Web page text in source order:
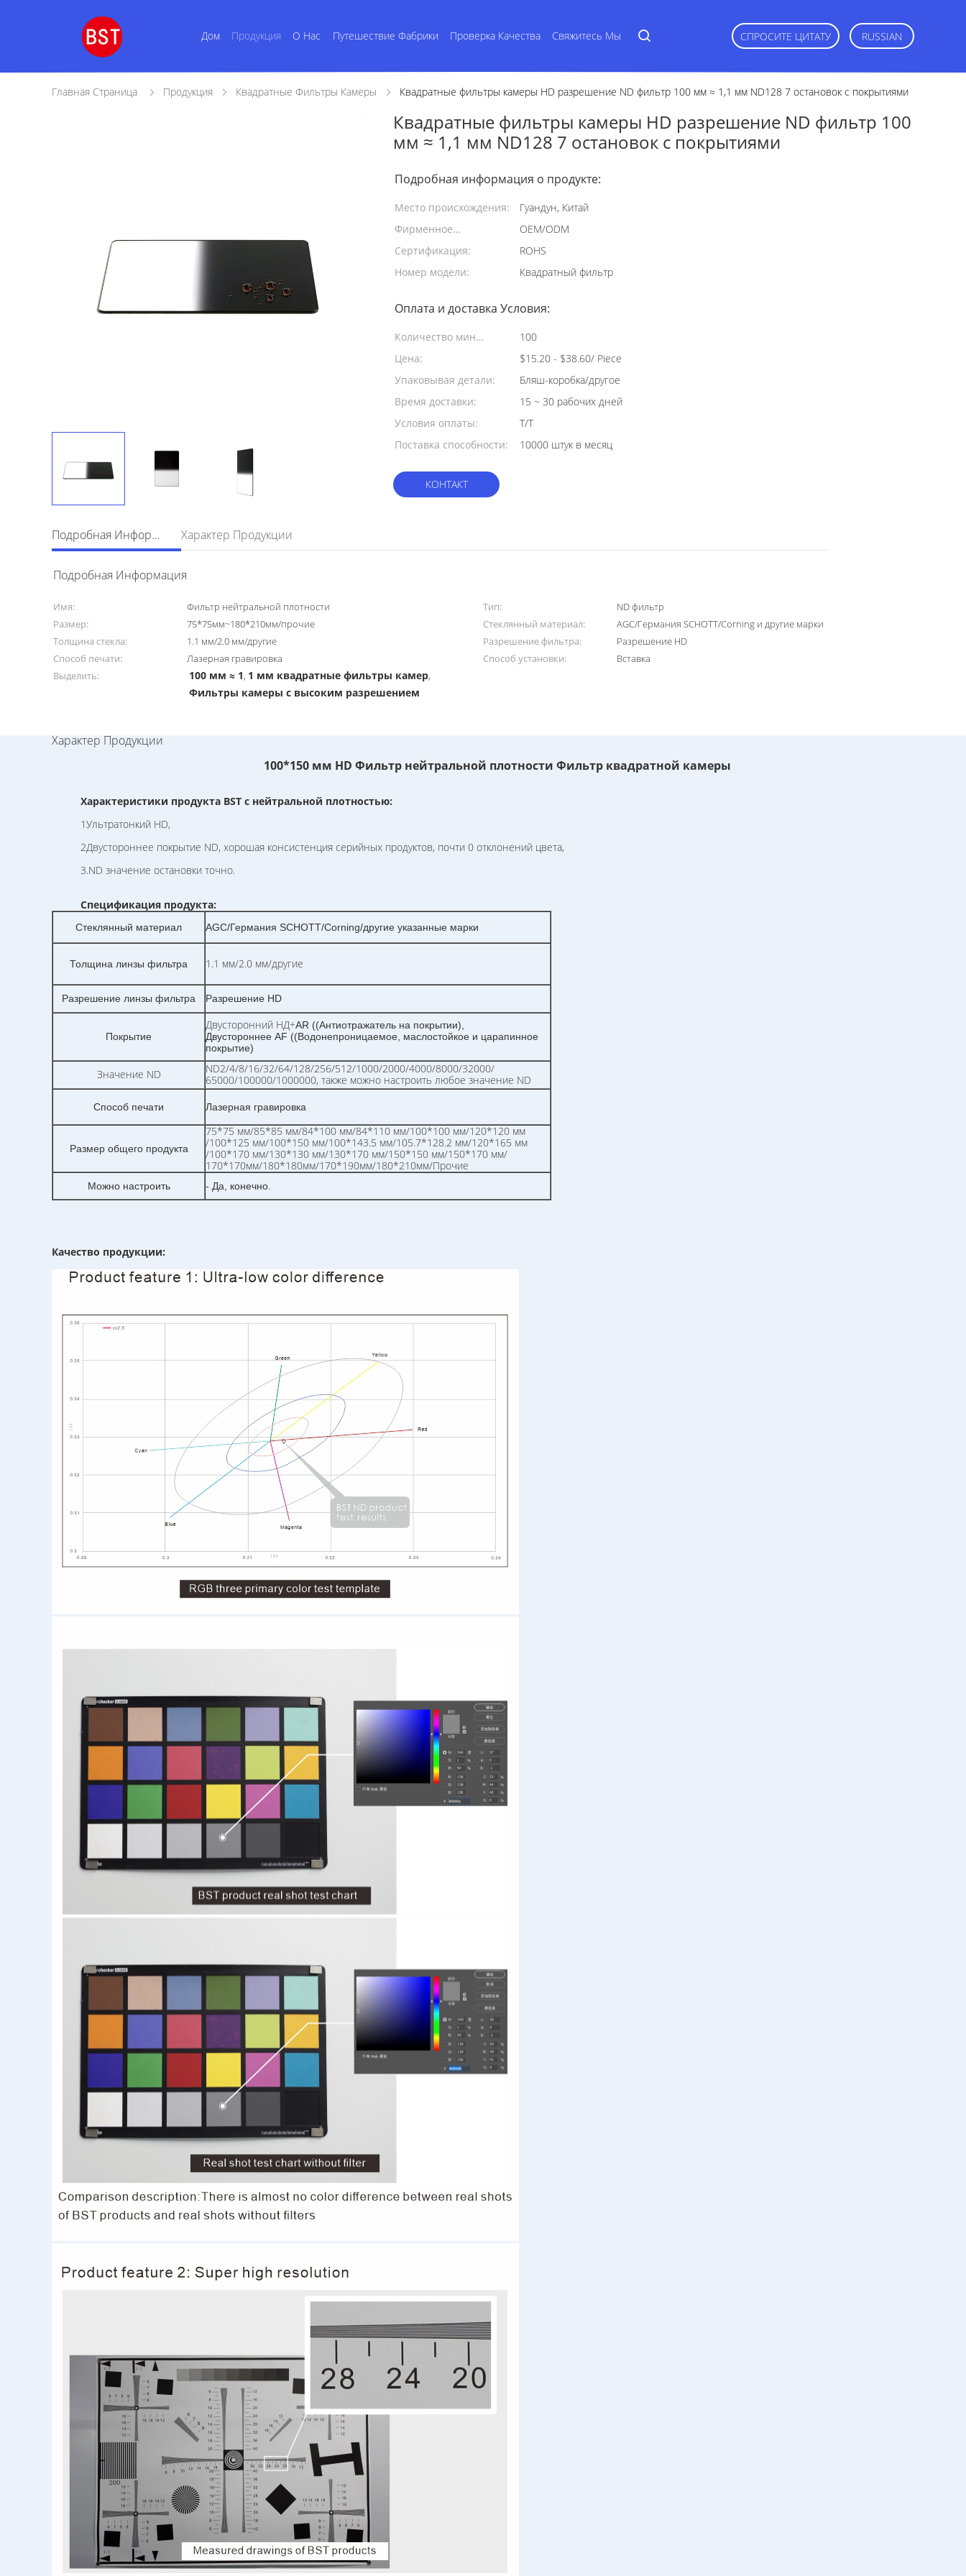
Дом Продукция О Нас Путешествие Фабрики Проверка Качества Свяжитесь Мы СПРОСИТЕ ЦИТАТУ RUSSIAN
Главная Страница Продукция Квадратные Фильтры Камеры Квадратные фильтры камеры HD разрешение ND фильтр 100 мм ≈ 1,1 мм ND128 7 остановок с покрытиями
Квадратные фильтры камеры HD разрешение ND фильтр 100
мм ≈ 1,1 мм ND128 7 остановок с покрытиями
Подробная информация о продукте:
Место происхождения:
Гуандун, Китай
Фирменное
наименование:
OEM/ODM
Сертификация:
ROHS
Номер модели:
Квадратный фильтр
Оплата и доставка Условия:
Количество мин
заказа:
100
Цена:
$15.20 - $38.60/ Piece
Упаковывая детали:
Бляш-коробка/другое
Время доставки:
15 ~ 30 рабочих дней
Условия оплаты:
T/T
Поставка способности:
10000 штук в месяц
КОНТАКТ
Подробная Информация Характер Продукции
Подробная Информация
Имя: Фильтр нейтральной плотности Тип:
ND фильтр
Размер:
75*75мм~180*210мм/прочие Стеклянный материал:
AGC/Германия SCHOTT/Corning и другие марки
Толщина стекла:
1.1 мм/2.0 мм/другие Разрешение фильтра:
Разрешение HD
Способ печати:
Лазерная гравировка Способ установки:
Вставка
Выделить:
100 мм ≈ 1, 1 мм квадратные фильтры камер,
Фильтры камеры с высоким разрешением
Характер Продукции
100*150 мм HD Фильтр нейтральной плотности Фильтр квадратной камеры
Характеристики продукта BST с нейтральной плотностью:
1Ультратонкий HD,
2Двустороннее покрытие ND, хорошая консистенция серийных продуктов, почти 0 отклонений цвета,
3.ND значение остановки точно.
Спецификация продукта:
Стеклянный материал AGC/Германия SCHOTT/Corning/другие указанные марки
Толщина линзы фильтра 1.1 мм/2.0 мм/другие
Разрешение линзы фильтра Разрешение HD
Покрытие
Двусторонний НД+AR ((Антиотражатель на покрытии),
Двустороннее AF ((Водонепроницаемое, маслостойкое и царапинное
покрытие)
Значение ND
ND2/4/8/16/32/64/128/256/512/1000/2000/4000/8000/32000/
65000/100000/1000000, также можно настроить любое значение ND
Способ печати Лазерная гравировка
Размер общего продукта
75*75 мм/85*85 мм/84*100 мм/84*110 мм/100*100 мм/120*120 мм
/100*125 мм/100*150 мм/100*143.5 мм/105.7*128.2 мм/120*165 мм
/100*170 мм/130*130 мм/130*170 мм/150*150 мм/150*170 мм/
170*170мм/180*180мм/170*190мм/180*210мм/Прочие
Можно настроить - Да, конечно.
Качество продукции: